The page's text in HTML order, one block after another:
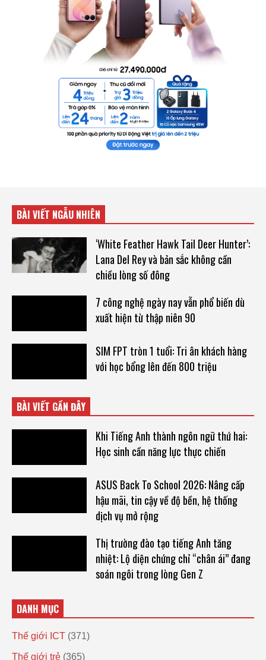
BÀI VIẾT NGẪU NHIÊN
‘White Feather Hawk Tail Deer Hunter’:
Lana Del Rey và bản sắc không cần
chiều lòng số đông
7 công nghệ ngày nay vẫn phổ biến dù
xuất hiện từ thập niên 90
SIM FPT tròn 1 tuổi: Tri ân khách hàng
với học bổng lên đến 800 triệu
BÀI VIẾT GẦN ĐÂY
Khi Tiếng Anh thành ngôn ngữ thứ hai:
Học sinh cần năng lực thực chiến
ASUS Back To School 2026: Nâng cấp
hậu mãi, tin cậy về độ bền, hệ thống
dịch vụ mở rộng
Thị trường đào tạo tiếng Anh tăng
nhiệt: Lộ diện chứng chỉ “chân ái” đang
soán ngôi trong lòng Gen Z
DANH MỤC
Thế giới ICT (371)
Thế giới trẻ (365)